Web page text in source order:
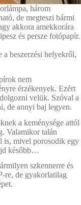
három
de megteszi bármi
akkora amekkorára
és persze fotópapír.
beszerzési helyekről,
nem
érzékenyek. Ezért
velük. Szóval a
de annyi baj legyen.
a keménysége attól
Valamikor talán
is, mivel porosodik egy
később…
szkennerre és
re, de gyakorlatilag